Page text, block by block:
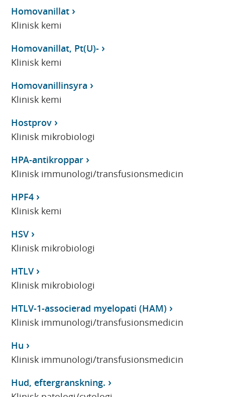
Homovanillat
Klinisk kemi
Homovanillat, Pt(U)-
Klinisk kemi
Homovanillinsyra
Klinisk kemi
Hostprov
Klinisk mikrobiologi
HPA-antikroppar
Klinisk immunologi/transfusionsmedicin
HPF4
Klinisk kemi
HSV
Klinisk mikrobiologi
HTLV
Klinisk mikrobiologi
HTLV-1-associerad myelopati (HAM)
Klinisk immunologi/transfusionsmedicin
Hu
Klinisk immunologi/transfusionsmedicin
Hud, eftergranskning.